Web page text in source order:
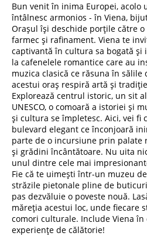
Bun venit în inima Europei, acolo
întâlnesc armonios - în Viena,
Orașul își deschide porțile către
farmec și rafinament. Viena te
captivantă în cultura sa bogată și
la cafenelele romantice care au
muzica clasică ce răsuna în sălile
acestui oraș respiră artă și
Explorează centrul istoric, un sit
UNESCO, o comoară a istoriei și
și cultura se împletesc. Aici, vei fi
bulevard elegant ce înconjoară
parte de o incursiune prin palate
și grădini încântătoare. Nu uita
unul dintre cele mai
Fie că te uimești într-un muzeu
străzile pietonale pline de
pas dezvăluie o poveste nouă.
măreția acestui loc, unde fiecare
comori culturale. Include Viena în
experiențe de călătorie!